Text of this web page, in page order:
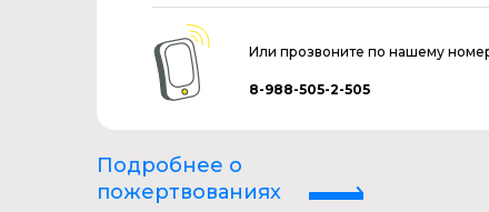
Или прозвоните по нашему
8-988-505-2-505
Подробнее о
пожертвованиях